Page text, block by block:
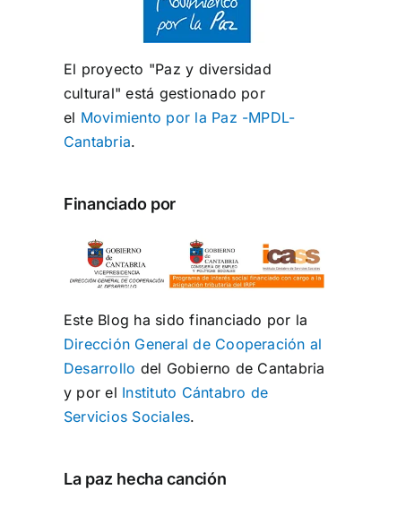
El proyecto "Paz y diversidad
cultural" está gestionado por
el Movimiento por la Paz -MPDL-
Cantabria.
Financiado por
Este Blog ha sido financiado por la
Dirección General de Cooperación al
Desarrollo del Gobierno de Cantabria
y por el Instituto Cántabro de
Servicios Sociales.
La paz hecha canción